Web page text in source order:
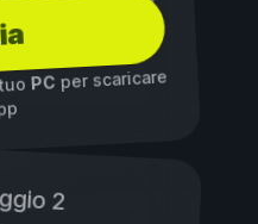
tuoPC per scaricare
2